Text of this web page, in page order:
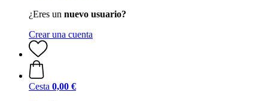
¿Eres un nuevo usuario?
Crear una cuenta
Cesta 0,00 €